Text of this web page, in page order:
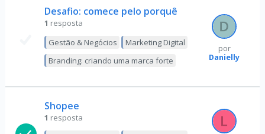
Desafio: comece pelo porquê
1 resposta
Gestão & Negócios
Marketing Digital
Branding: criando uma marca forte
por
Danielly
Shopee
1 resposta